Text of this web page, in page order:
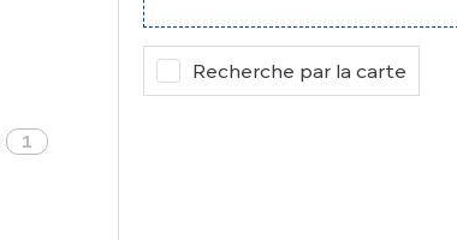
1
Recherche par la carte